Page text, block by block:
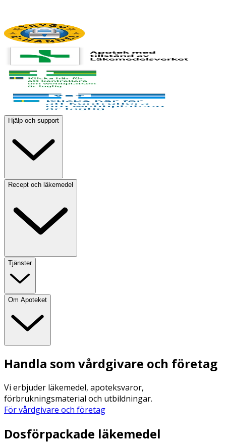
Hjälp och support
Recept och läkemedel
Tjänster
Om Apoteket
Handla som vårdgivare och företag
Vi erbjuder läkemedel, apoteksvaror,
förbrukningsmaterial och utbildningar.
För vårdgivare och företag
Dosförpackade läkemedel